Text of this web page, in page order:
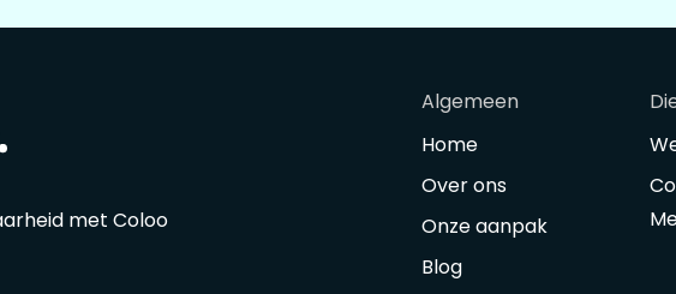
met Coloo
Algemeen
Home
Over ons
Onze aanpak
Blog